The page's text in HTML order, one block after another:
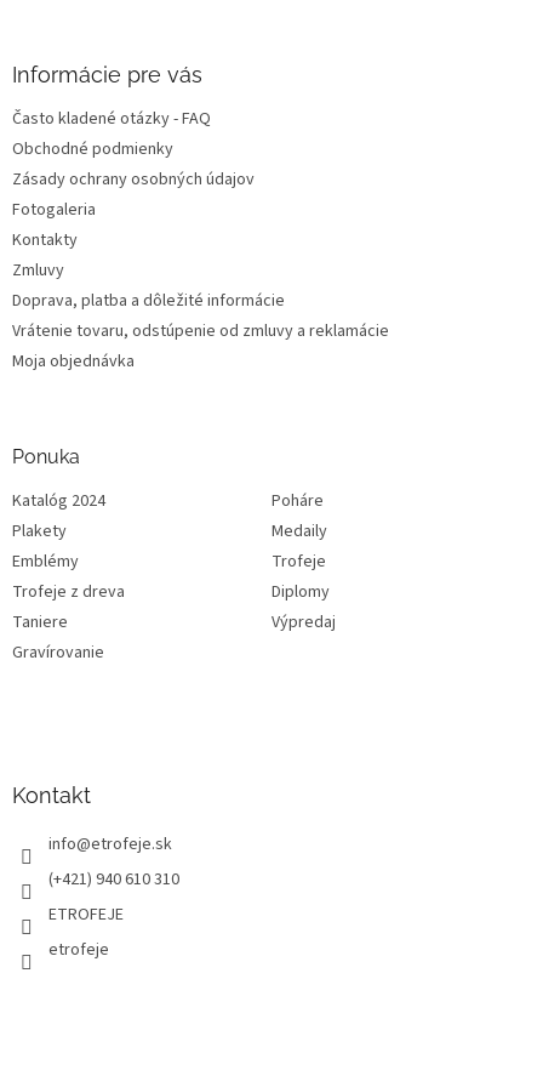
Informácie pre vás
Často kladené otázky - FAQ
Obchodné podmienky
Zásady ochrany osobných údajov
Fotogaleria
Kontakty
Zmluvy
Doprava, platba a dôležité informácie
Vrátenie tovaru, odstúpenie od zmluvy a reklamácie
Moja objednávka
Ponuka
Katalóg 2024
Poháre
Plakety
Medaily
Emblémy
Trofeje
Trofeje z dreva
Diplomy
Taniere
Výpredaj
Gravírovanie
Kontakt
info@etrofeje.sk
(+421) 940 610 310
ETROFEJE
etrofeje